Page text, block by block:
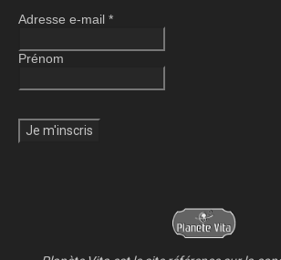
Adresse e-mail *
Prénom